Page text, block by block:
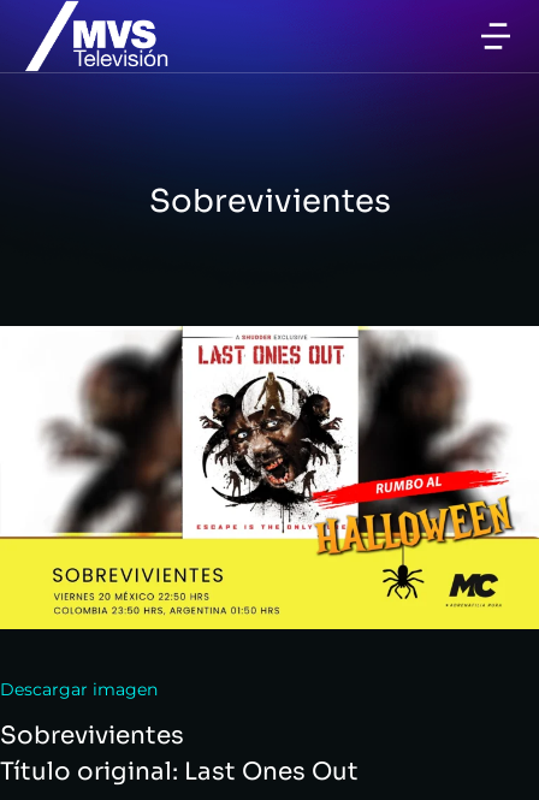
Sobrevivientes
Descargar imagen
Sobrevivientes
Título original: Last Ones Out